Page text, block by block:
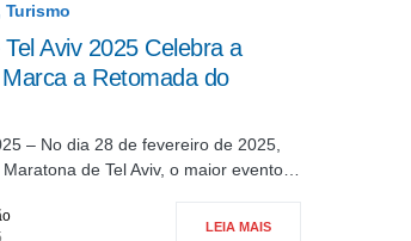
Turismo
Aviv 2025 Celebra a
a Retomada do
– No dia 28 de fevereiro de 2025,
de Tel Aviv, o maior evento…
LEIA MAIS